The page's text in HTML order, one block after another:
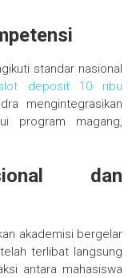
standar nasional
deposit 10 ribu
mengintegrasikan
program magang,
dan
akademisi bergelar
terlibat langsung
antara mahasiswa